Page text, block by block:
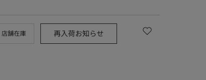
店舗在庫 再入荷お知らせ